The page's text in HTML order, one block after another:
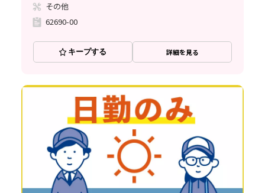
その他
62690-00
キープする 詳細を見る